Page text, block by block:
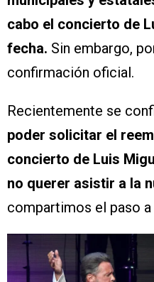
cabo el concierto de
fecha. Sin embargo,
confirmación oficial.
Recientemente se
poder solicitar el
concierto de Luis
no querer asistir a la
compartimos el paso a